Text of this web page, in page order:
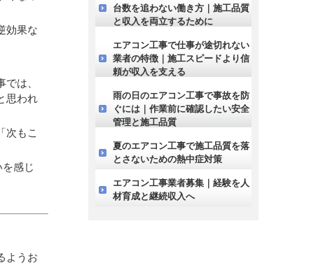
効果な
は、
思われ
次もこ
感じ
ようお
台数を追わない働き方｜施工品質
と収入を両立するために
エアコン工事で仕事が途切れない
業者の特徴｜施工スピードより信
頼が収入を支える
雨の日のエアコン工事で事故を防
ぐには｜作業前に確認したい安全
管理と施工品質
夏のエアコン工事で施工品質を落
とさないための熱中症対策
エアコン工事業者募集｜経験を人
材育成と継続収入へ